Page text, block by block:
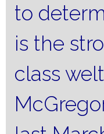
to
is the
class